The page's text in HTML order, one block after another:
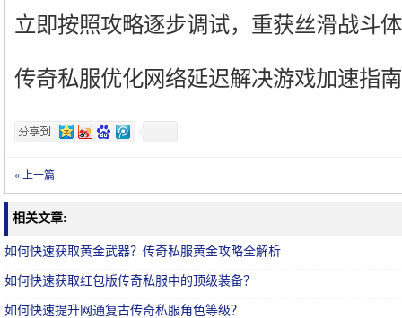
立即按照攻略逐步调试，重获丝滑战斗
传奇私服优化网络延迟解决游戏加速指
« 上一篇
相关文章:
如何快速获取黄金武器？传奇私服黄金攻略全解析
如何快速获取红包版传奇私服中的顶级装备？
如何快速提升网通复古传奇私服角色等级？